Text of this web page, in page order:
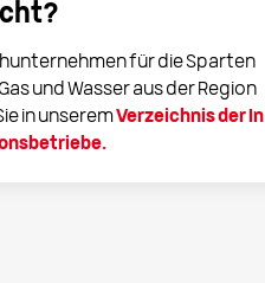
für die Sparten
und Wasser aus der Region
in unseremVerzeichnis der In
.